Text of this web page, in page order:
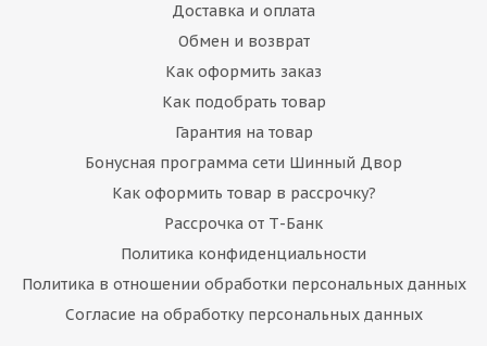
Доставка и оплата
Обмен и возврат
Как оформить заказ
Как подобрать товар
Гарантия на товар
Бонусная программа сети Шинный Двор
Как оформить товар в рассрочку?
Рассрочка от Т-Банк
Политика конфиденциальности
Политика в отношении обработки персональных данных
Согласие на обработку персональных данных